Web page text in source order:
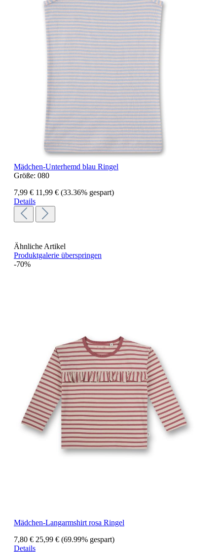
Mädchen-Unterhemd blau Ringel
Größe: 080
7,99 € 11,99 € (33.36% gespart)
Details
Ähnliche Artikel
Produktgalerie überspringen
-70%
Mädchen-Langarmshirt rosa Ringel
7,80 € 25,99 € (69.99% gespart)
Details